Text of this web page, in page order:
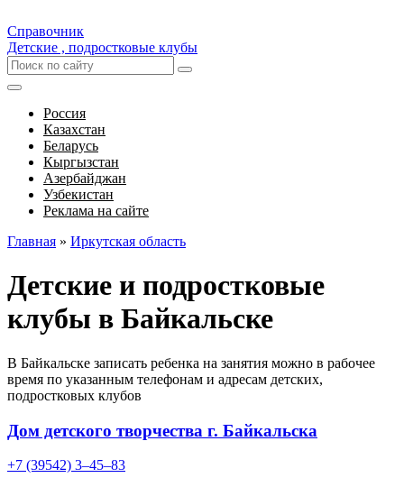
Справочник
Детские , подростковые клубы
Россия
Казахстан
Беларусь
Кыргызстан
Азербайджан
Узбекистан
Реклама на сайте
Главная » Иркутская область
Детские и подростковые
клубы в Байкальске
В Байкальске записать ребенка на занятия можно в рабочее
время по указанным телефонам и адресам детских,
подростковых клубов
Дом детского творчества г. Байкальска
+7 (39542) 3‒45‒83